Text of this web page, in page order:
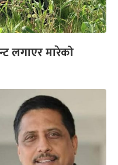
लगाएर मारेको